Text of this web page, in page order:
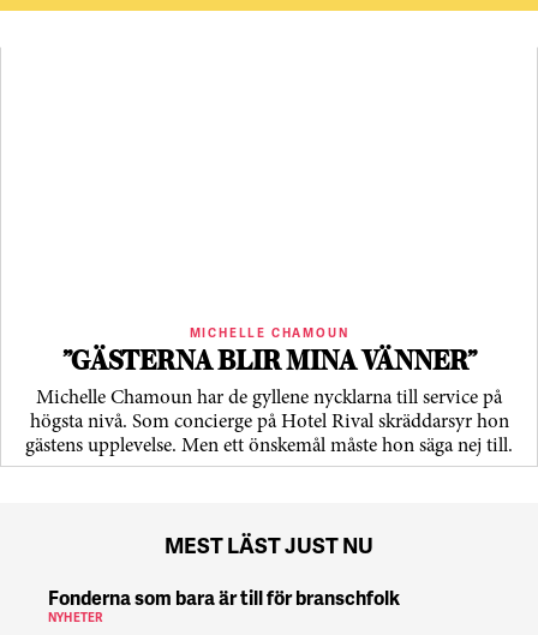
MICHELLE CHAMOUN
”GÄSTERNA BLIR MINA VÄNNER”
Michelle Chamoun har de gyllene nycklarna till service på
högsta nivå. Som concierge på Hotel Rival skräddarsyr hon
gästens upp­levelse. Men ett önskemål måste hon säga nej till.
MEST LÄST JUST NU
Fonderna som bara är till för branschfolk
NYHETER